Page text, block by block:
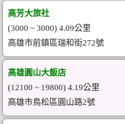
高芳大旅社
(3000 ~ 3000) 4.09公里
高雄市前鎮區瑞和街272號
高雄圓山大飯店
(12100 ~ 19800) 4.19公里
高雄市鳥松區圓山路2號